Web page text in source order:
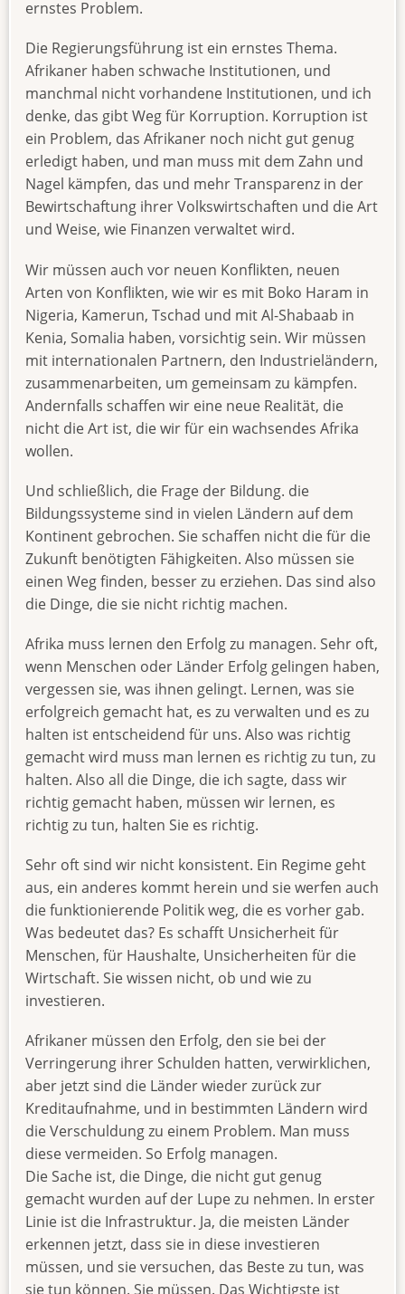
ernstes Problem.
Die Regierungsführung ist ein ernstes Thema.
Afrikaner haben schwache Institutionen, und
manchmal nicht vorhandene Institutionen, und ich
denke, das gibt Weg für Korruption. Korruption ist
ein Problem, das Afrikaner noch nicht gut genug
erledigt haben, und man muss mit dem Zahn und
Nagel kämpfen, das und mehr Transparenz in der
Bewirtschaftung ihrer Volkswirtschaften und die Art
und Weise, wie Finanzen verwaltet wird.
Wir müssen auch vor neuen Konflikten, neuen
Arten von Konflikten, wie wir es mit Boko Haram in
Nigeria, Kamerun, Tschad und mit Al-Shabaab in
Kenia, Somalia haben, vorsichtig sein. Wir müssen
mit internationalen Partnern, den Industrieländern,
zusammenarbeiten, um gemeinsam zu kämpfen.
Andernfalls schaffen wir eine neue Realität, die
nicht die Art ist, die wir für ein wachsendes Afrika
wollen.
Und schließlich, die Frage der Bildung. die
Bildungssysteme sind in vielen Ländern auf dem
Kontinent gebrochen. Sie schaffen nicht die für die
Zukunft benötigten Fähigkeiten. Also müssen sie
einen Weg finden, besser zu erziehen. Das sind also
die Dinge, die sie nicht richtig machen.
Afrika muss lernen den Erfolg zu managen. Sehr oft,
wenn Menschen oder Länder Erfolg gelingen haben,
vergessen sie, was ihnen gelingt. Lernen, was sie
erfolgreich gemacht hat, es zu verwalten und es zu
halten ist entscheidend für uns. Also was richtig
gemacht wird muss man lernen es richtig zu tun, zu
halten. Also all die Dinge, die ich sagte, dass wir
richtig gemacht haben, müssen wir lernen, es
richtig zu tun, halten Sie es richtig.
Sehr oft sind wir nicht konsistent. Ein Regime geht
aus, ein anderes kommt herein und sie werfen auch
die funktionierende Politik weg, die es vorher gab.
Was bedeutet das? Es schafft Unsicherheit für
Menschen, für Haushalte, Unsicherheiten für die
Wirtschaft. Sie wissen nicht, ob und wie zu
investieren.
Afrikaner müssen den Erfolg, den sie bei der
Verringerung ihrer Schulden hatten, verwirklichen,
aber jetzt sind die Länder wieder zurück zur
Kreditaufnahme, und in bestimmten Ländern wird
die Verschuldung zu einem Problem. Man muss
diese vermeiden. So Erfolg managen.
Die Sache ist, die Dinge, die nicht gut genug
gemacht wurden auf der Lupe zu nehmen. In erster
Linie ist die Infrastruktur. Ja, die meisten Länder
erkennen jetzt, dass sie in diese investieren
müssen, und sie versuchen, das Beste zu tun, was
sie tun können. Sie müssen. Das Wichtigste ist